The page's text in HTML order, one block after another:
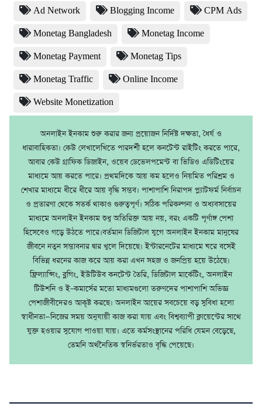
Ad Network Blogging Income CPM Ads
Monetag Bangladesh Monetag Income
Monetag Payment Monetag Tips
Monetag Traffic Online Income
Website Monetization
অনলাইন ইনকাম শুরু করার জন্য প্রয়োজন নির্দিষ্ট দক্ষতা, ধৈর্য ও
ধারাবাহিকতা। কেউ লেখালেখিতে পারদর্শী হলে কনটেন্ট রাইটিং করতে পারে,
আবার কেউ গ্রাফিক ডিজাইন, ওয়েব ডেভেলপমেন্ট বা ভিডিও এডিটিংয়ের
মাধ্যমে আয় করতে পারে। প্রথমদিকে আয় কম হলেও নিয়মিত পরিশ্রম ও
শেখার মাধ্যমে ধীরে ধীরে আয় বৃদ্ধি সম্ভব। পাশাপাশি নিরাপদ প্ল্যাটফর্ম নির্বাচন
ও প্রতারণা থেকে সতর্ক থাকাও গুরুত্বপূর্ণ। সঠিক পরিকল্পনা ও অধ্যবসায়ের
মাধ্যমে অনলাইন ইনকাম শুধু অতিরিক্ত আয় নয়, বরং একটি পূর্ণাঙ্গ পেশা
হিসেবেও গড়ে উঠতে পারে।বর্তমান ডিজিটাল যুগে অনলাইন ইনকাম মানুষের
জীবনে নতুন সম্ভাবনার দ্বার খুলে দিয়েছে। ইন্টারনেটের মাধ্যমে ঘরে বসেই
বিভিন্ন ধরনের কাজ করে আয় করা এখন সহজ ও জনপ্রিয় হয়ে উঠেছে।
ফ্রিল্যান্সিং, ব্লগিং, ইউটিউব কনটেন্ট তৈরি, ডিজিটাল মার্কেটিং, অনলাইন
টিউশনি ও ই–কমার্সের মতো মাধ্যমগুলো তরুণদের পাশাপাশি অভিজ্ঞ
পেশাজীবীদেরও আকৃষ্ট করছে। অনলাইন আয়ের সবচেয়ে বড় সুবিধা হলো
স্বাধীনতা—নিজের সময় অনুযায়ী কাজ করা যায় এবং বিশ্বব্যাপী ক্লায়েন্টের সাথে
যুক্ত হওয়ার সুযোগ পাওয়া যায়। এতে কর্মসংস্থানের পরিধি যেমন বেড়েছে,
তেমনি অর্থনৈতিক স্বনির্ভরতাও বৃদ্ধি পেয়েছে।